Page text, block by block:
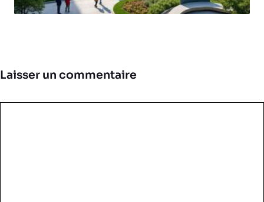
Laisser un commentaire